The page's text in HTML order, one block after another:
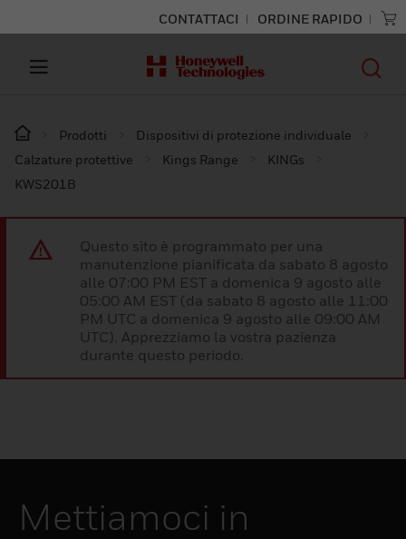
CONTATTACI ORDINE RAPIDO
Prodotti
Dispositivi di protezione individuale
Calzature protettive
Kings Range
KINGs
KWS201B
Questo sito è programmato per una
manutenzione pianificata da sabato 8 agosto
alle 07:00 PM EST a domenica 9 agosto alle
05:00 AM EST (da sabato 8 agosto alle 11:00
PM UTC a domenica 9 agosto alle 09:00 AM
UTC). Apprezziamo la vostra pazienza
durante questo periodo.
Mettiamoci in